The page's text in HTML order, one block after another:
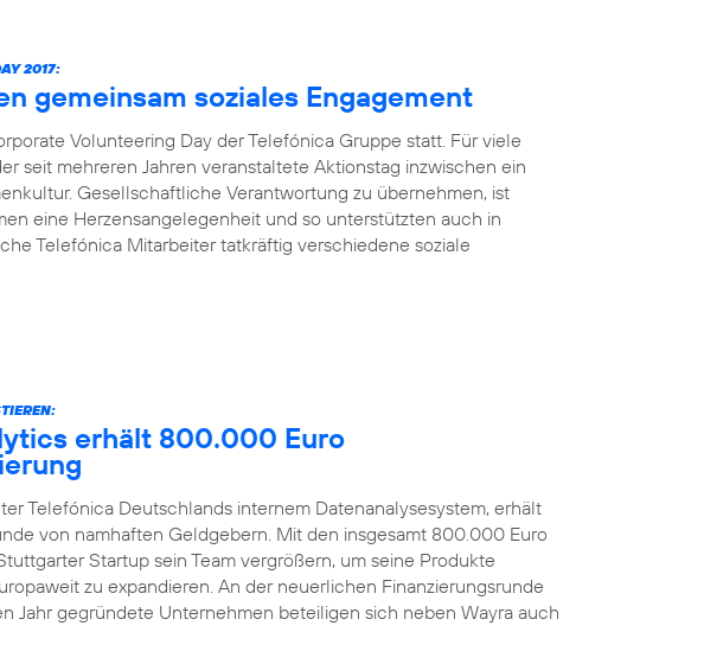
2017:
gemeinsam soziales Engagement
Volunteering Day der Telefónica Gruppe statt. Für viele
seit mehreren Jahren veranstaltete Aktionstag inzwischen ein
Gesellschaftliche Verantwortung zu übernehmen, ist
eine Herzensangelegenheit und so unterstützten auch in
Telefónica Mitarbeiter tatkräftig verschiedene soziale
erhält 800.000 Euro
Telefónica Deutschlands internem Datenanalysesystem, erhält
von namhaften Geldgebern. Mit den insgesamt 800.000 Euro
Startup sein Team vergrößern, um seine Produkte
zu expandieren. An der neuerlichen Finanzierungsrunde
Jahr gegründete Unternehmen beteiligen sich neben Wayra auch